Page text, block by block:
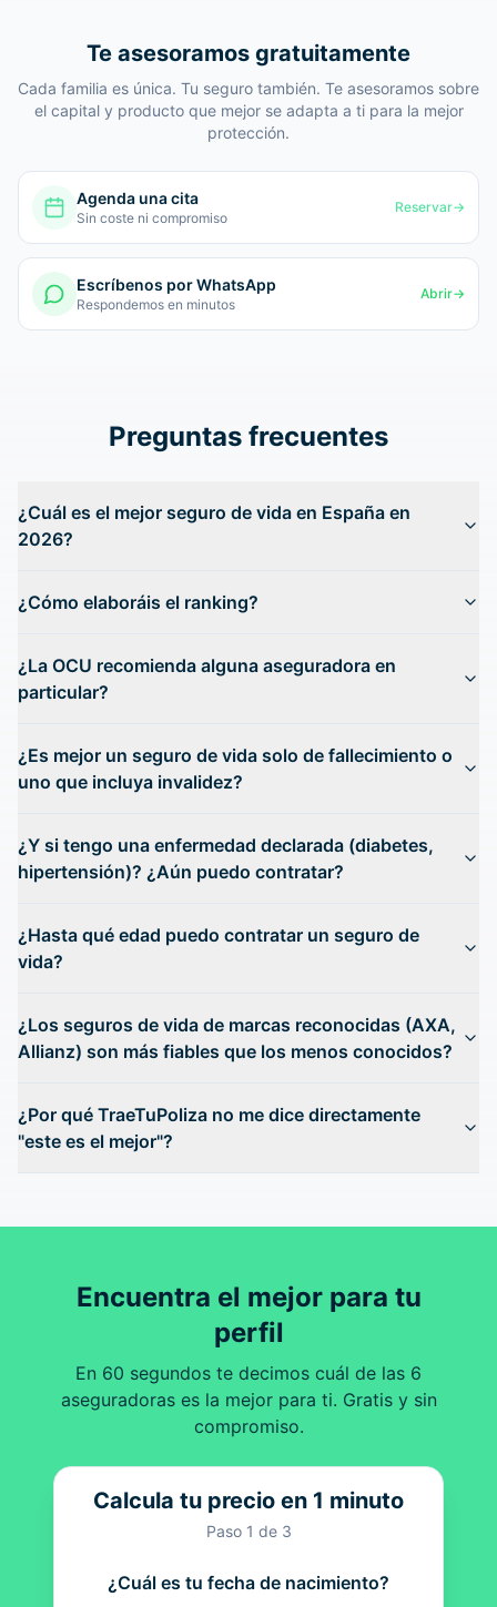
Te asesoramos gratuitamente
Cada familia es única. Tu seguro también. Te asesoramos sobre
el capital y producto que mejor se adapta a ti para la mejor
protección.
Agenda una cita
Sin coste ni compromiso
Reservar→
Escríbenos por WhatsApp
Respondemos en minutos
Abrir→
Preguntas frecuentes
¿Cuál es el mejor seguro de vida en España en
2026?
¿Cómo elaboráis el ranking?
¿La OCU recomienda alguna aseguradora en
particular?
¿Es mejor un seguro de vida solo de fallecimiento o
uno que incluya invalidez?
¿Y si tengo una enfermedad declarada (diabetes,
hipertensión)? ¿Aún puedo contratar?
¿Hasta qué edad puedo contratar un seguro de
vida?
¿Los seguros de vida de marcas reconocidas (AXA,
Allianz) son más fiables que los menos conocidos?
¿Por qué TraeTuPoliza no me dice directamente
"este es el mejor"?
Encuentra el mejor para tu
perfil
En 60 segundos te decimos cuál de las 6
aseguradoras es la mejor para ti. Gratis y sin
compromiso.
Calcula tu precio en 1 minuto
Paso 1 de 3
¿Cuál es tu fecha de nacimiento?